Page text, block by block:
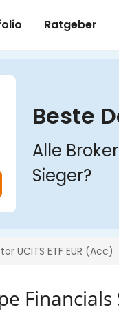
Financials